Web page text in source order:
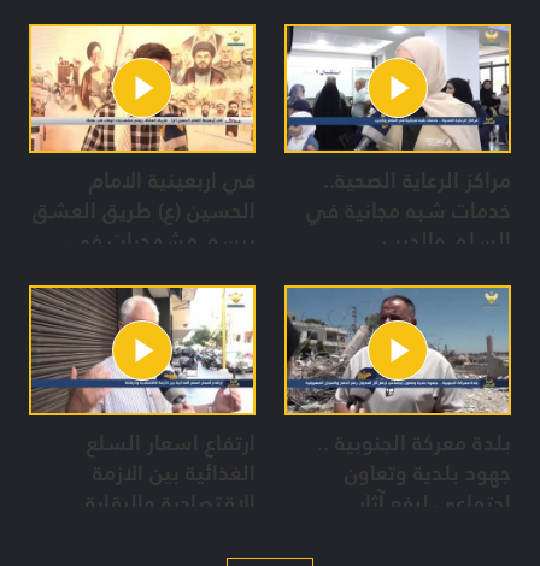
العدوان
مراكز الرعاية الصحية..
خدمات شبه مجانية في
السلم والحرب
في اربعينية الامام
الحسين (ع) طريق العشق
يرسم مشهديات في
بلدة معركة الجنوبية ..
جهود بلدية وتعاون
إجتماعي لرفع آثار
ارتفاع اسعار السلع
الغذائية بين الازمة
الاقتصادية والرقابة